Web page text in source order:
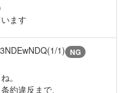
ます
1) NG
。
約違反まで、